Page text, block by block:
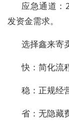
应急通道：
发资金需求。
选择鑫来寄
快：简化流
稳：正规经
省：无隐藏